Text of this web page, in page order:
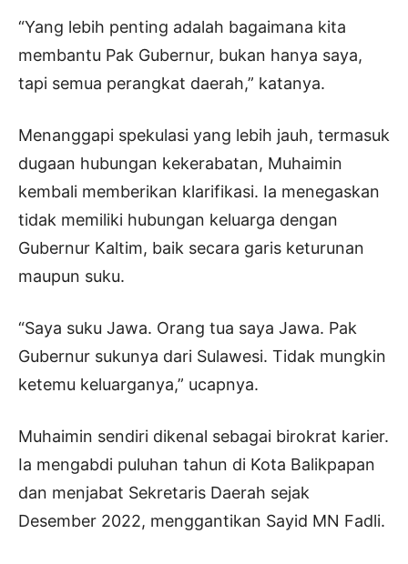
“Yang lebih penting adalah bagaimana kita
membantu Pak Gubernur, bukan hanya saya,
tapi semua perangkat daerah,” katanya.
Menanggapi spekulasi yang lebih jauh, termasuk
dugaan hubungan kekerabatan, Muhaimin
kembali memberikan klarifikasi. Ia menegaskan
tidak memiliki hubungan keluarga dengan
Gubernur Kaltim, baik secara garis keturunan
maupun suku.
“Saya suku Jawa. Orang tua saya Jawa. Pak
Gubernur sukunya dari Sulawesi. Tidak mungkin
ketemu keluarganya,” ucapnya.
Muhaimin sendiri dikenal sebagai birokrat karier.
Ia mengabdi puluhan tahun di Kota Balikpapan
dan menjabat Sekretaris Daerah sejak
Desember 2022, menggantikan Sayid MN Fadli.